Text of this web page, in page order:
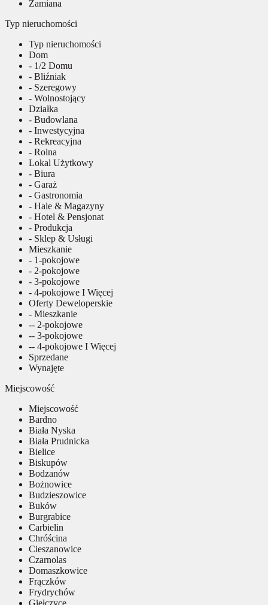
Zamiana
Typ nieruchomości
Typ nieruchomości
Dom
- 1/2 Domu
- Bliźniak
- Szeregowy
- Wolnostojący
Działka
- Budowlana
- Inwestycyjna
- Rekreacyjna
- Rolna
Lokal Użytkowy
- Biura
- Garaż
- Gastronomia
- Hale & Magazyny
- Hotel & Pensjonat
- Produkcja
- Sklep & Usługi
Mieszkanie
- 1-pokojowe
- 2-pokojowe
- 3-pokojowe
- 4-pokojowe I Więcej
Oferty Deweloperskie
- Mieszkanie
-- 2-pokojowe
-- 3-pokojowe
-- 4-pokojowe I Więcej
Sprzedane
Wynajęte
Miejscowość
Miejscowość
Bardno
Biała Nyska
Biała Prudnicka
Bielice
Biskupów
Bodzanów
Bożnowice
Budzieszowice
Buków
Burgrabice
Carbielin
Chróścina
Cieszanowice
Czarnolas
Domaszkowice
Frączków
Frydrychów
Giełczyce